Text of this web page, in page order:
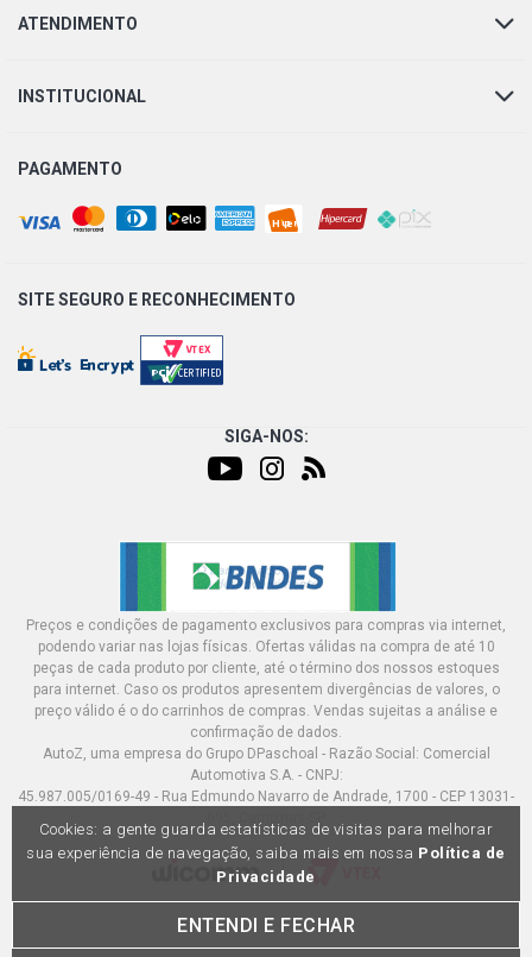
ATENDIMENTO
INSTITUCIONAL
PAGAMENTO
SITE SEGURO E RECONHECIMENTO
SIGA-NOS:
Preços e condições de pagamento exclusivos para compras via internet,
podendo variar nas lojas físicas. Ofertas válidas na compra de até 10
peças de cada produto por cliente, até o término dos nossos estoques
para internet. Caso os produtos apresentem divergências de valores, o
preço válido é o do carrinhos de compras. Vendas sujeitas a análise e
confirmação de dados.
AutoZ, uma empresa do Grupo DPaschoal - Razão Social: Comercial
Automotiva S.A. - CNPJ:
45.987.005/0169-49 - Rua Edmundo Navarro de Andrade, 1700 - CEP 13031-
Cookies: a gente guarda estatísticas de visitas para melhorar
sua experiência de navegação, saiba mais em nossa Política de
Privacidade
ENTENDI E FECHAR